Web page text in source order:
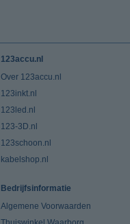
123accu.nl
Over 123accu.nl
123inkt.nl
123led.nl
123-3D.nl
123schoon.nl
kabelshop.nl
Bedrijfsinformatie
Algemene Voorwaarden